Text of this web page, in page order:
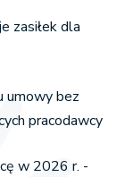
zasiłek dla
umowy bez
pracodawcy
w 2026 r. -